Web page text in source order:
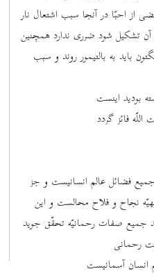
از احبّا در آنجا سبب اشتعال نار
تشکیل شود ضرری ندارد همچنین
باید به بالتیمور روند و سبب
بودید اینست
فائز گردد
فضائل عالم انسانیست و جز
نجاح و فلاح محالست و این
جمیع صفات رحمانیّه تحقّق جوید
رحمانی
آسمانیست